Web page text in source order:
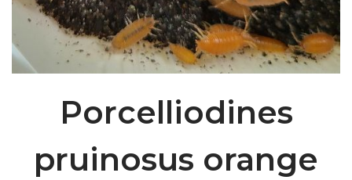
Porcelliodines
pruinosus orange